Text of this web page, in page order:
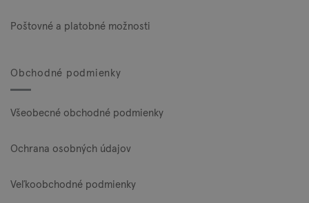
Poštovné a platobné možnosti
Obchodné podmienky
Všeobecné obchodné podmienky
Ochrana osobných údajov
Veľkoobchodné podmienky